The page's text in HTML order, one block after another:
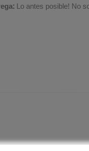
Lo antes posible! No